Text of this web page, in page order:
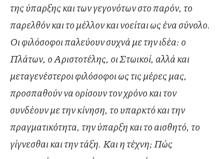
της ύπαρξης και των γεγονότων στο παρόν, το
παρελθόν και το μέλλον και νοείται ως ένα σύνολο.
Οι φιλόσοφοι παλεύουν συχνά με την ιδέα: ο
Πλάτων, ο Αριστοτέλης, οι Στωικοί, αλλά και
μεταγενέστεροι φιλόσοφοι ως τις μέρες μας,
προσπαθούν να ορίσουν τον χρόνο και τον
συνδέουν με την κίνηση, το υπαρκτό και την
πραγματικότητα, την ύπαρξη και το αισθητό, το
γίγνεσθαι και την τάξη. Και η τέχνη; Πώς